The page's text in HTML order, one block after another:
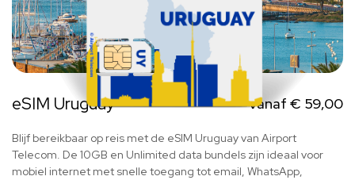
eSIM Uruguay Vanaf € 59,00
Blijf bereikbaar op reis met de eSIM Uruguay van Airport
Telecom. De 10GB en Unlimited data bundels zijn ideaal voor
mobiel internet met snelle toegang tot email, WhatsApp,